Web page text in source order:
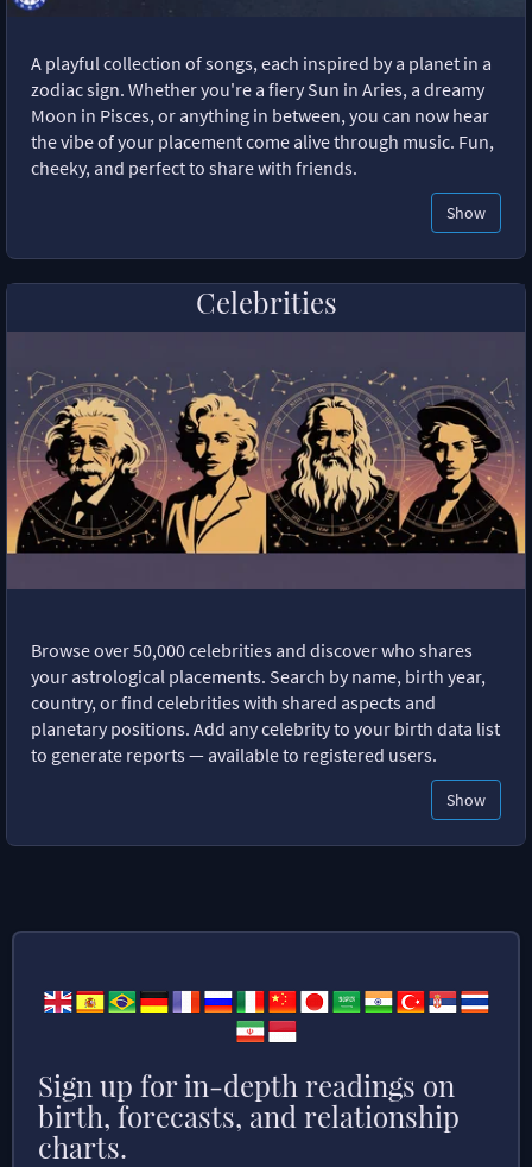
A playful collection of songs, each inspired by a planet in a
zodiac sign. Whether you're a fiery Sun in Aries, a dreamy
Moon in Pisces, or anything in between, you can now hear
the vibe of your placement come alive through music. Fun,
cheeky, and perfect to share with friends.
Show
Celebrities
Browse over 50,000 celebrities and discover who shares
your astrological placements. Search by name, birth year,
country, or find celebrities with shared aspects and
planetary positions. Add any celebrity to your birth data list
to generate reports — available to registered users.
Show
Sign up for in-depth readings on
birth, forecasts, and relationship
charts.